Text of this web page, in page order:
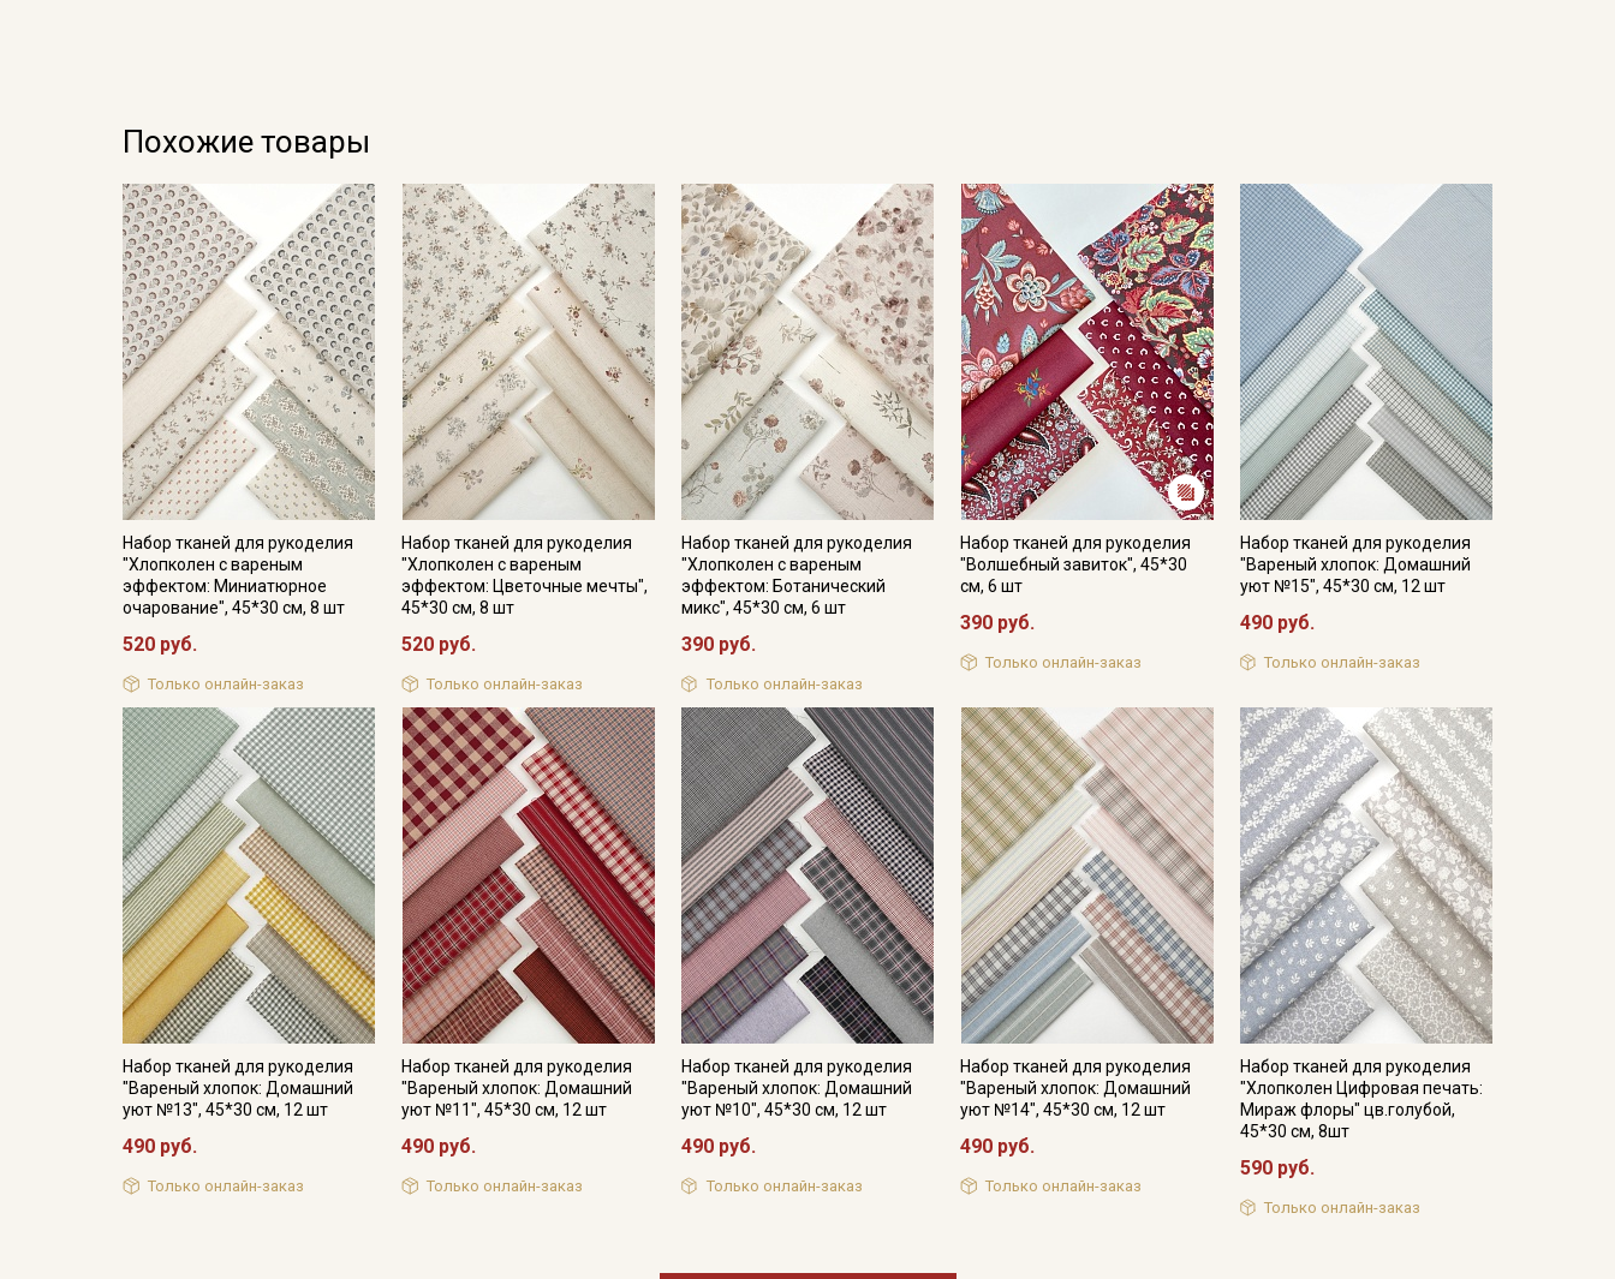
Похожие товары
Набор тканей для рукоделия
"Хлопколен с вареным
эффектом: Миниатюрное
очарование", 45*30 см, 8 шт
520 руб.
Только онлайн-заказ
Набор тканей для рукоделия
"Хлопколен с вареным
эффектом: Цветочные мечты",
45*30 см, 8 шт
520 руб.
Только онлайн-заказ
Набор тканей для рукоделия
"Хлопколен с вареным
эффектом: Ботанический
микс", 45*30 см, 6 шт
390 руб.
Только онлайн-заказ
Набор тканей для рукоделия
"Волшебный завиток", 45*30
см, 6 шт
390 руб.
Только онлайн-заказ
Набор тканей для рукоделия
"Вареный хлопок: Домашний
уют №15", 45*30 см, 12 шт
490 руб.
Только онлайн-заказ
Набор тканей для рукоделия
"Вареный хлопок: Домашний
уют №13", 45*30 см, 12 шт
490 руб.
Только онлайн-заказ
Набор тканей для рукоделия
"Вареный хлопок: Домашний
уют №11", 45*30 см, 12 шт
490 руб.
Только онлайн-заказ
Набор тканей для рукоделия
"Вареный хлопок: Домашний
уют №10", 45*30 см, 12 шт
490 руб.
Только онлайн-заказ
Набор тканей для рукоделия
"Вареный хлопок: Домашний
уют №14", 45*30 см, 12 шт
490 руб.
Только онлайн-заказ
Набор тканей для рукоделия
"Хлопколен Цифровая печать:
Мираж флоры" цв.голубой,
45*30 см, 8шт
590 руб.
Только онлайн-заказ
Секретная рассылка от
Купава
Мы публикуем здесь дополнительные
промокоды и скидки до 30% на узкие
категории тканей
Электронная почта
Подписаться
Ознакомлен(а) сПолитикой обработки персональных
данных
и даюСогласие на обработку персональных
данных
ДаюСогласие на получение рекламных и
информационных рассылок